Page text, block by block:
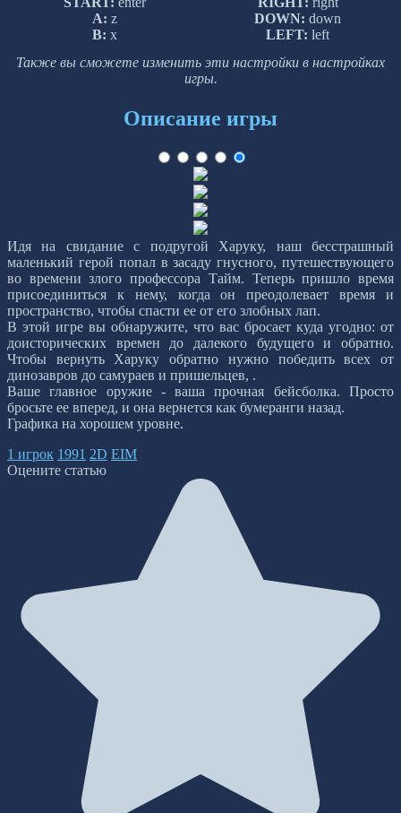
A: z
B: x
DOWN: down
LEFT: left
Также вы сможете изменить эти настройки в настройках
игры.
Описание игры
Идя на свидание с подругой Харуку, наш бесстрашный
маленький герой попал в засаду гнусного, путешествующего
во времени злого профессора Тайм. Теперь пришло время
присоединиться к нему, когда он преодолевает время и
пространство, чтобы спасти ее от его злобных лап.
В этой игре вы обнаружите, что вас бросает куда угодно: от
доисторических времен до далекого будущего и обратно.
Чтобы вернуть Харуку обратно нужно победить всех от
динозавров до самураев и пришельцев, .
Ваше главное оружие - ваша прочная бейсболка. Просто
бросьте ее вперед, и она вернется как бумеранги назад.
Графика на хорошем уровне.
1 игрок 1991 2D EIM
Оцените статью